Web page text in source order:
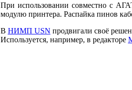
При использовании совместно с
модулю принтера. Распайка пинов
В НИМП USN продвигали своё
Используется, например, в редакторе